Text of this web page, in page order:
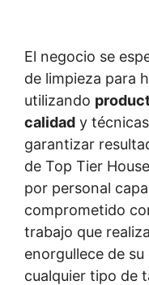
El negocio se
de limpieza para
utilizando
calidad y
garantizar
de Top Tier
por personal
comprometido
trabajo que
enorgullece de
cualquier tipo de